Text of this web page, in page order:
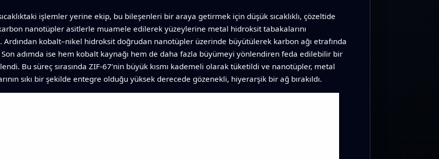
işlemler yerine ekip, bu bileşenleri bir araya getirmek için düşük sıcaklıklı, çözeltide
nanotüpler asitlerle muamele edilerek yüzeylerine metal hidroksit tabakalarını
Ardından kobalt–nikel hidroksit doğrudan nanotüpler üzerinde büyütülerek karbon ağı etrafında
adımda ise hem kobalt kaynağı hem de daha fazla büyümeyi yönlendiren feda edilebilir bir
Bu süreç sırasında ZIF‑67’nin büyük kısmı kademeli olarak tüketildi ve nanotüpler, metal
sıkı bir şekilde entegre olduğu yüksek derecede gözenekli, hiyerarşik bir ağ bırakıldı.